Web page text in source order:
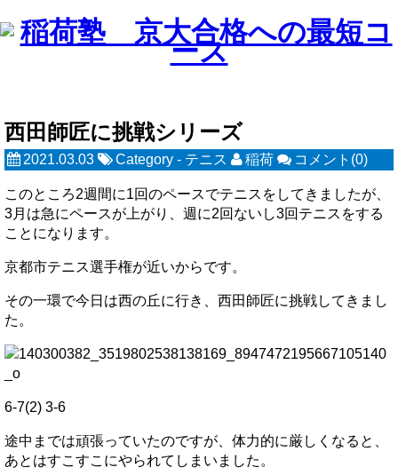
西田師匠に挑戦シリーズ
2021.03.03 Category - テニス 稲荷 コメント(0)
このところ2週間に1回のペースでテニスをしてきましたが、
3月は急にペースが上がり、週に2回ないし3回テニスをする
ことになります。
京都市テニス選手権が近いからです。
その一環で今日は西の丘に行き、西田師匠に挑戦してきまし
た。
6-7(2) 3-6
途中までは頑張っていたのですが、体力的に厳しくなると、
あとはすこすこにやられてしまいました。